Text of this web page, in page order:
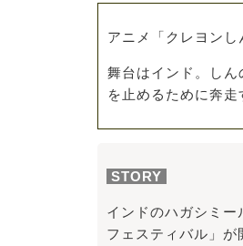
アニメ「クレヨンし
舞台はインド。し
を止めるために奔走
STORY
インドのハガシミ
フェスティバル」が